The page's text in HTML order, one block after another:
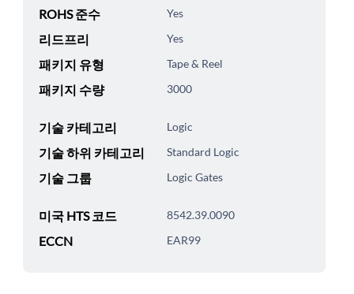
ROHS 준수 Yes
리드프리 Yes
패키지 유형 Tape & Reel
패키지 수량 3000
기술 카테고리 Logic
기술 하위 카테고리 Standard Logic
기술 그룹 Logic Gates
미국 HTS 코드 8542.39.0090
ECCN EAR99